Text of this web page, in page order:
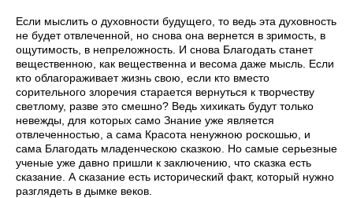
Если мыслить о духовности будущего, то ведь эта духовность
не будет отвлеченной, но снова она вернется в зримость, в
ощутимость, в непреложность. И снова Благодать станет
вещественною, как вещественна и весома даже мысль. Если
кто облагораживает жизнь свою, если кто вместо
сорительного злоречия старается вернуться к творчеству
светлому, разве это смешно? Ведь хихикать будут только
невежды, для которых само Знание уже является
отвлеченностью, а сама Красота ненужною роскошью, и
сама Благодать младенческою сказкою. Но самые серьезные
ученые уже давно пришли к заключению, что сказка есть
сказание. А сказание есть исторический факт, который нужно
разглядеть в дымке веков.